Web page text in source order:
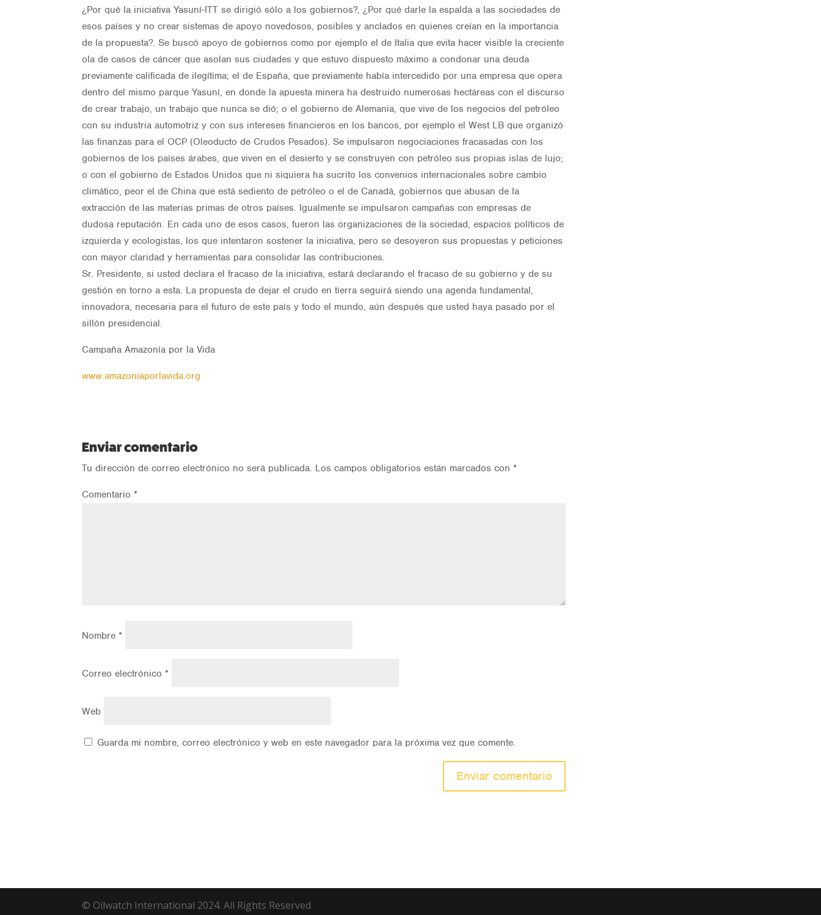
¿Por qué la iniciativa Yasuní-ITT se dirigió sólo a los gobiernos?, ¿Por qué darle la espalda a las sociedades de
esos países y no crear sistemas de apoyo novedosos, posibles y anclados en quienes creían en la importancia
de la propuesta?. Se buscó apoyo de gobiernos como por ejemplo el de Italia que evita hacer visible la creciente
ola de casos de cáncer que asolan sus ciudades y que estuvo dispuesto máximo a condonar una deuda
previamente calificada de ilegítima; el de España, que previamente había intercedido por una empresa que opera
dentro del mismo parque Yasuní, en donde la apuesta minera ha destruido numerosas hectáreas con el discurso
de crear trabajo, un trabajo que nunca se dió; o el gobierno de Alemania, que vive de los negocios del petróleo
con su industria automotriz y con sus intereses financieros en los bancos, por ejemplo el West LB que organizó
las finanzas para el OCP (Oleoducto de Crudos Pesados). Se impulsaron negociaciones fracasadas con los
gobiernos de los países árabes, que viven en el desierto y se construyen con petróleo sus propias islas de lujo;
o con el gobierno de Estados Unidos que ni siquiera ha sucrito los convenios internacionales sobre cambio
climático, peor el de China que está sediento de petróleo o el de Canadá, gobiernos que abusan de la
extracción de las materias primas de otros países. Igualmente se impulsaron campañas con empresas de
dudosa reputación. En cada uno de esos casos, fueron las organizaciones de la sociedad, espacios políticos de
izquierda y ecologistas, los que intentaron sostener la iniciativa, pero se desoyeron sus propuestas y peticiones
con mayor claridad y herramientas para consolidar las contribuciones.
Sr. Presidente, si usted declara el fracaso de la iniciativa, estará declarando el fracaso de su gobierno y de su
gestión en torno a esta. La propuesta de dejar el crudo en tierra seguirá siendo una agenda fundamental,
innovadora, necesaria para el futuro de este país y todo el mundo, aún después que usted haya pasado por el
sillón presidencial.
Campaña Amazonía por la Vida
www.amazoniaporlavida.org
Enviar comentario
Tu dirección de correo electrónico no será publicada. Los campos obligatorios están marcados con *
Comentario *
Nombre *
Correo electrónico *
Web
Guarda mi nombre, correo electrónico y web en este navegador para la próxima vez que comente.
© Oilwatch International 2024. All Rights Reserved